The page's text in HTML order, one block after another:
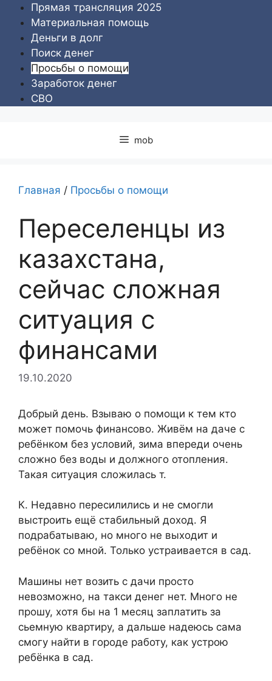
Перейти
содержимому
Прямая трансляция 2025
Материальная помощь
Деньги в долг
Поиск денег
Просьбы о помощи
Заработок денег
СВО
mob
Главная / Просьбы о помощи
Переселенцы из
казахстана,
сейчас сложная
ситуация с
финансами
19.10.2020
Добрый день. Взываю о помощи к тем кто
может помочь финансово. Живём на даче с
ребёнком без условий, зима впереди очень
сложно без воды и должного отопления.
Такая ситуация сложилась т.
К. Недавно пересилились и не смогли
выстроить ещё стабильный доход. Я
подрабатываю, но много не выходит и
ребёнок со мной. Только устраивается в сад.
Машины нет возить с дачи просто
невозможно, на такси денег нет. Много не
прошу, хотя бы на 1 месяц заплатить за
сьемную квартиру, а дальше надеюсь сама
смогу найти в городе работу, как устрою
ребёнка в сад.